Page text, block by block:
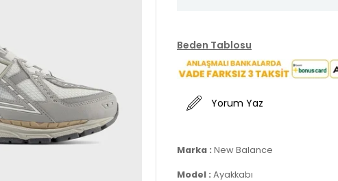
Beden Tablosu
Yorum Yaz
Marka : New Balance
Model : Ayakkabı